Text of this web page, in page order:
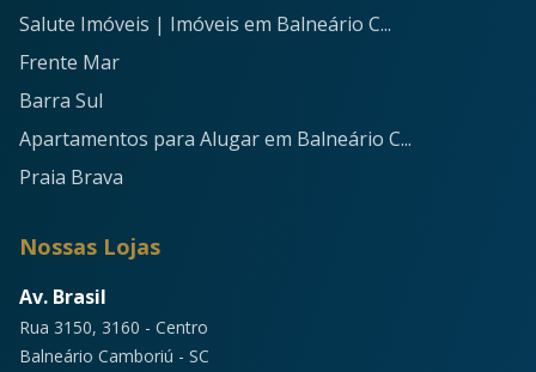
Salute Imóveis | Imóveis em Balneário C...
Frente Mar
Barra Sul
Apartamentos para Alugar em Balneário C...
Praia Brava
Nossas Lojas
Av. Brasil
Rua 3150, 3160 - Centro
Balneário Camboriú - SC